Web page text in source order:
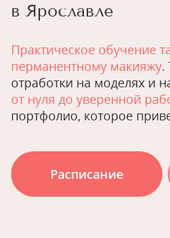
в Ярославле
Практическое обучение
перманентному макияжу.
отработки на моделях и
от нуля до уверенной
портфолио, которое
Расписание